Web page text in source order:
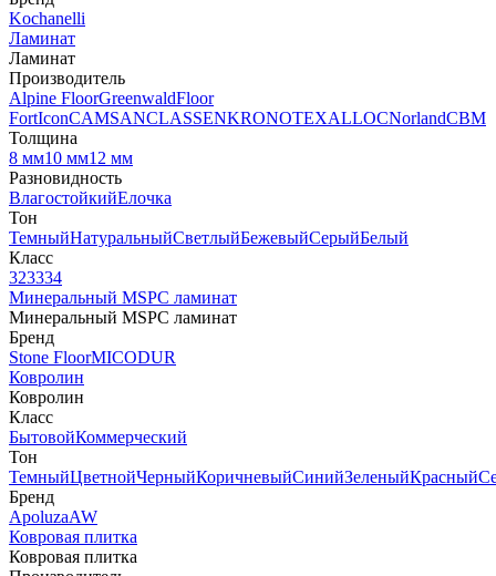
Kochanelli
Ламинат
Ламинат
Производитель
Alpine FloorGreenwaldFloor
FortIconCAMSANCLASSENKRONOTEXALLOCNorlandCBM
Толщина
8 мм10 мм12 мм
Разновидность
ВлагостойкийЕлочка
Тон
ТемныйНатуральныйСветлыйБежевыйСерыйБелый
Класс
323334
Минеральный MSPC ламинат
Минеральный MSPC ламинат
Бренд
Stone FloorMICODUR
Ковролин
Ковролин
Класс
БытовойКоммерческий
Тон
ТемныйЦветнойЧерныйКоричневыйСинийЗеленыйКрасный
Бренд
ApoluzaAW
Ковровая плитка
Ковровая плитка